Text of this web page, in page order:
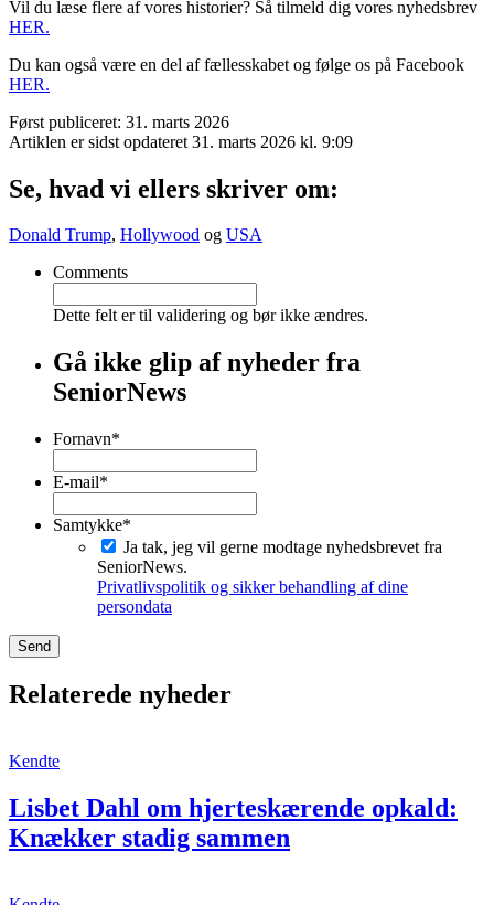
Vil du læse flere af vores historier? Så tilmeld dig vores nyhedsbrev
HER.
Du kan også være en del af fællesskabet og følge os på Facebook
HER.
Først publiceret: 31. marts 2026
Artiklen er sidst opdateret 31. marts 2026 kl. 9:09
Se, hvad vi ellers skriver om:
Donald Trump, Hollywood og USA
Comments
Dette felt er til validering og bør ikke ændres.
Gå ikke glip af nyheder fra
SeniorNews
Fornavn*
E-mail*
Samtykke*
Ja tak, jeg vil gerne modtage nyhedsbrevet fra
SeniorNews.
Privatlivspolitik og sikker behandling af dine
persondata
Relaterede nyheder
Kendte
Lisbet Dahl om hjerteskærende opkald:
Knækker stadig sammen